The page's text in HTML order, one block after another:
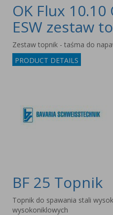
OK Flux 10.10
ESW zestaw
Zestaw topnik - taśma do
PRODUCT DETAILS
BF 25 Topnik
Topnik do spawania stali
wysokoniklowych